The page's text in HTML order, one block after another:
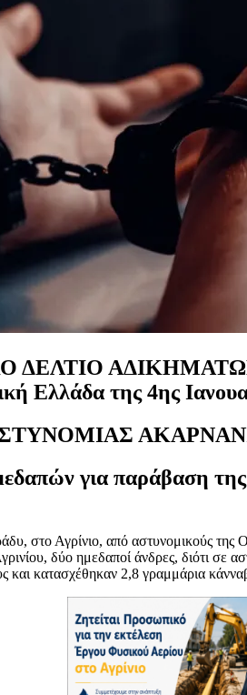
ΔΕΛΤΙΟ
Ελλάδα της 4ης
για παράβαση της
στο Αγρίνιο, από αστυνομικούς
δύο ημεδαποί άνδρες, διότι σε
και κατασχέθηκαν 2,8 γραμμάρια